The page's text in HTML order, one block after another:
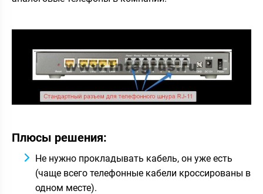
Плюсы решения:
Не нужно прокладывать кабель, он уже есть
(чаще всего телефонные кабели кроссированы в
одном месте).